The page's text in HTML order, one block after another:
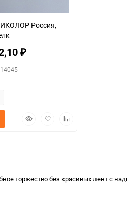
Россия,
₽
БыстрыйДобавитьДобавить
торжество без красивых лент с